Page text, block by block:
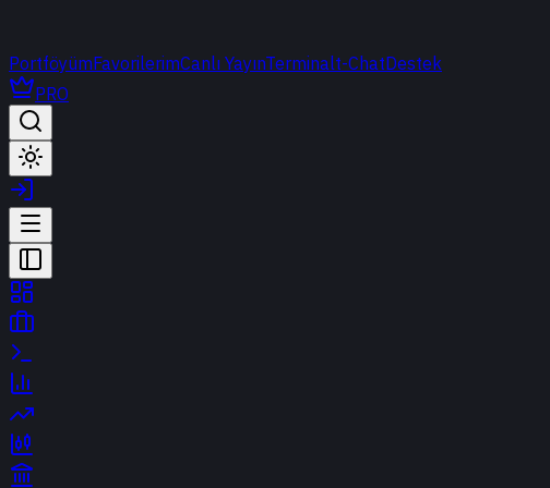
PortföyümFavorilerimCanlı YayınTerminalt-ChatDestek
PRO